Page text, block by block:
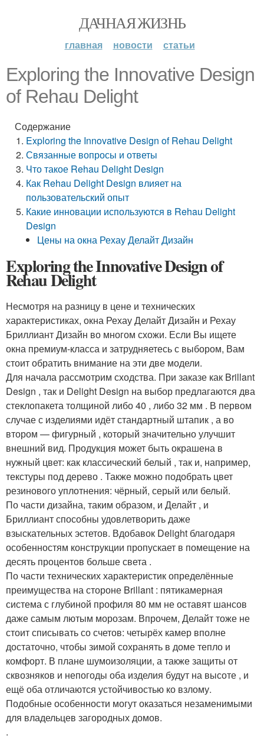
ДАЧНАЯ ЖИЗНЬ
главная новости статьи
Exploring the Innovative Design
of Rehau Delight
Содержание
Exploring the Innovative Design of Rehau Delight
Связанные вопросы и ответы
Что такое Rehau Delight Design
Как Rehau Delight Design влияет на
пользовательский опыт
Какие инновации используются в Rehau Delight
Design
Цены на окна Рехау Делайт Дизайн
Exploring the Innovative Design of
Rehau Delight
Несмотря на разницу в цене и технических
характеристиках, окна Рехау Делайт Дизайн и Рехау
Бриллиант Дизайн во многом схожи. Если Вы ищете
окна премиум-класса и затрудняетесь с выбором, Вам
стоит обратить внимание на эти две модели.
Для начала рассмотрим сходства. При заказе как Brillant
Design , так и Delight Design на выбор предлагаются два
стеклопакета толщиной либо 40 , либо 32 мм . В первом
случае с изделиями идёт стандартный штапик , а во
втором — фигурный , который значительно улучшит
внешний вид. Продукция может быть окрашена в
нужный цвет: как классический белый , так и, например,
текстуры под дерево . Также можно подобрать цвет
резинового уплотнения: чёрный, серый или белый.
По части дизайна, таким образом, и Делайт , и
Бриллиантспособны удовлетворить даже
взыскательных эстетов. Вдобавок Delight благодаря
особенностям конструкции пропускает в помещение на
десять процентов больше света .
По части технических характеристик определённые
преимущества на стороне Brillant : пятикамерная
система с глубиной профиля 80 мм не оставят шансов
даже самым лютым морозам. Впрочем, Делайттоже не
стоит списывать со счетов: четырёх камер вполне
достаточно, чтобы зимой сохранять в доме тепло и
комфорт. В плане шумоизоляции, а также защиты от
сквозняков и непогоды оба изделия будут на высоте , и
ещё оба отличаются устойчивостью ко взлому.
Подобные особенности могут оказаться незаменимыми
для владельцев загородных домов.
.